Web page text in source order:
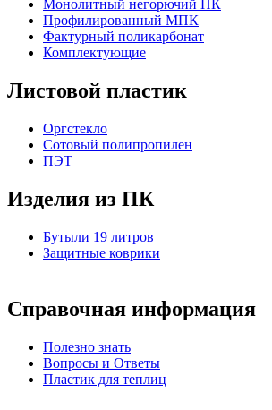
Монолитный негорючий ПК
Профилированный МПК
Фактурный поликарбонат
Комплектующие
Листовой пластик
Оргстекло
Cотовый полипропилен
ПЭТ
Изделия из ПК
Бутыли 19 литров
Защитные коврики
Справочная информация
Полезно знать
Вопросы и Ответы
Пластик для теплиц